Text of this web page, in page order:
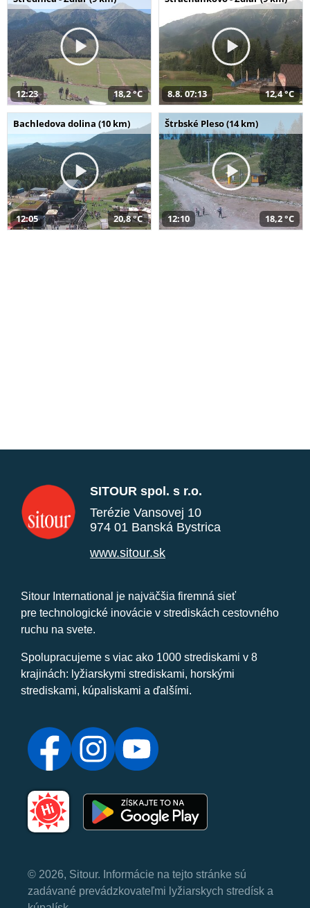
12:23 18,2 °C 8.8. 07:13 12,4 °C
Bachledova dolina (10 km)
12:05 20,8 °C
Štrbské Pleso (14 km)
12:10 18,2 °C
SITOUR spol. s r.o.
Terézie Vansovej 10
974 01 Banská Bystrica
www.sitour.sk
Sitour International je najväčšia firemná sieť
pre technologické inovácie v strediskách cestovného
ruchu na svete.
Spolupracujeme s viac ako 1000 strediskami v 8
krajinách: lyžiarskymi strediskami, horskými
strediskami, kúpaliskami a ďalšími.
© 2026, Sitour. Informácie na tejto stránke sú
zadávané prevádzkovateľmi lyžiarskych stredísk a